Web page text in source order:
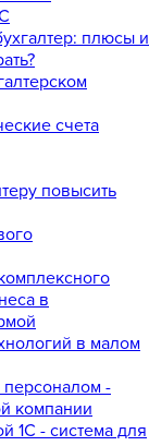
плюсы и
счета
повысить
в
в малом
персоналом -
компании
1C - система для